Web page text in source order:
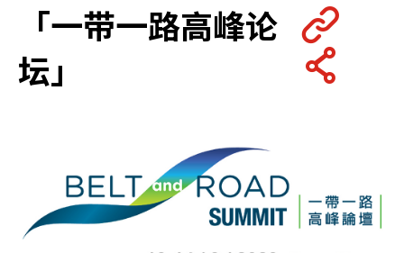
「一带一路高峰论
坛」